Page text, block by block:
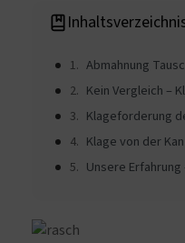
Abmahnung
Kein Vergleich –
Klageforderung
Klage von der
Unsere